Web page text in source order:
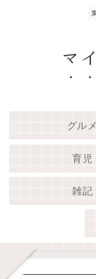
マ
グルメ
育児
雑記